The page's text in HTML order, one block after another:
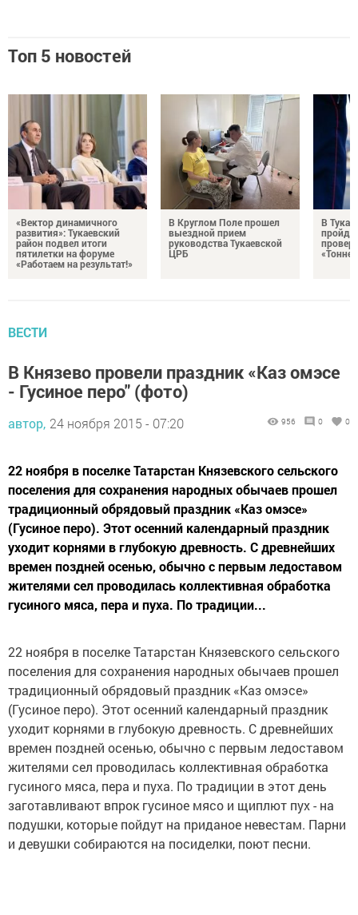
Топ 5 новостей
«Вектор динамичного
развития»: Тукаевский
район подвел итоги
пятилетки на форуме
«Работаем на результат!»
В Круглом Поле прошел
выездной прием
руководства Тукаевской
ЦРБ
В
ВЕСТИ
В Князево провели праздник «Каз омэсе
- Гусиное перо" (фото)
автор, 24 ноября 2015 - 07:20 956 0 0
22 ноября в поселке Татарстан Князевского сельского
поселения для сохранения народных обычаев прошел
традиционный обрядовый праздник «Каз омэсе»
(Гусиное перо). Этот осенний календарный праздник
уходит корнями в глубокую древность. С древнейших
времен поздней осенью, обычно с первым ледоставом
жителями сел проводилась коллективная обработка
гусиного мяса, пера и пуха. По традиции...
22 ноября в поселке Татарстан Князевского сельского
поселения для сохранения народных обычаев прошел
традиционный обрядовый праздник «Каз омэсе»
(Гусиное перо). Этот осенний календарный праздник
уходит корнями в глубокую древность. С древнейших
времен поздней осенью, обычно с первым ледоставом
жителями сел проводилась коллективная обработка
гусиного мяса, пера и пуха. По традиции в этот день
заготавливают впрок гусиное мясо и щиплют пух - на
подушки, которые пойдут на приданое невестам. Парни
и девушки собираются на посиделки, поют песни.